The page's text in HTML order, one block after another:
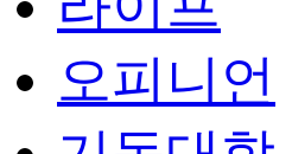
오피니언